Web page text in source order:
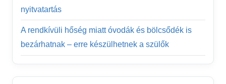
nyitvatartás
A rendkívüli hőség miatt óvodák és bölcsődék is
bezárhatnak – erre készülhetnek a szülők